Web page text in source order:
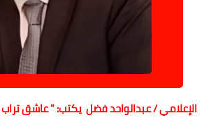
الإعلامي / عبدالواحد فضل يكتب: " عاشق